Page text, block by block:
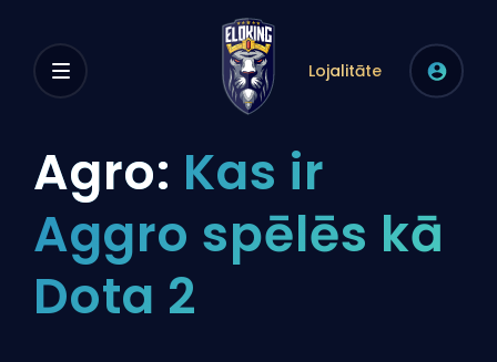
Lojalitāte
Agro: Kas ir
Aggro spēlēs kā
Dota 2